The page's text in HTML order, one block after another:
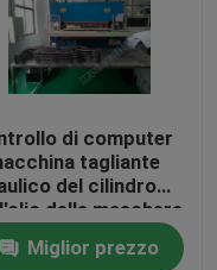
di computer
tagliante
del cilindro
della maschera
doppio
Miglior prezzo